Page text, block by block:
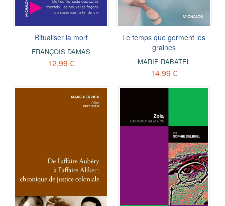
Ritualiser la mort
FRANÇOIS DAMAS
12,99 €
Le temps que germent les
graines
MARIE RABATEL
14,99 €